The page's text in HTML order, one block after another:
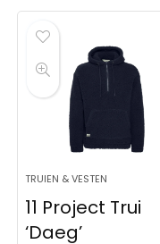
TRUIEN & VESTEN
11 Project Trui
‘Daeg’